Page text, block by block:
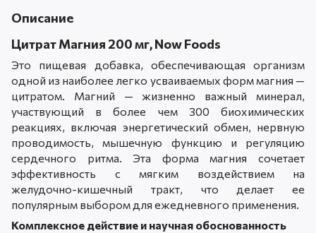
Описание
Цитрат Магния 200 мг, Now Foods
Это пищевая добавка, обеспечивающая организм
одной из наиболее легко усваиваемых форм магния —
цитратом. Магний — жизненно важный минерал,
участвующий в более чем 300 биохимических
реакциях, включая энергетический обмен, нервную
проводимость, мышечную функцию и регуляцию
сердечного ритма. Эта форма магния сочетает
эффективность с мягким воздействием на
желудочно-кишечный тракт, что делает ее
популярным выбором для ежедневного применения.
Комплексное действие и научная обоснованность